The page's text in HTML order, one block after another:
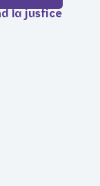
la justice